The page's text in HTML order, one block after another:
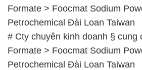
Formate > Foocmat Sodium
Petrochemical Đài Loan Taiwan
# Cty chuyên kinh doanh § cung
Formate > Foocmat Sodium
Petrochemical Đài Loan Taiwan